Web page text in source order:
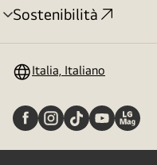
Sostenibilità
Attivazione
Italia, Italiano